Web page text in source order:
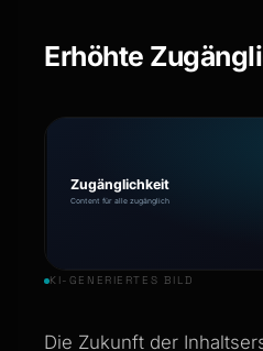
Erhöhte
KI-GENERIERTES BILD
Die Zukunft der